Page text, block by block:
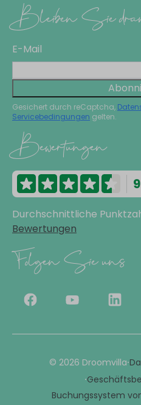
Bleiben Sie
E-Mail
Gesichert durch reCaptcha,
Servicebedingungen gelten.
Bewertungen
Durchschnittliche
Bewertungen
Folgen Sie uns
© 2026 Droomvilla·
·
Buchungssystem